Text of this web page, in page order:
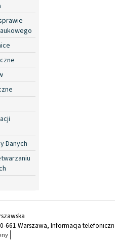
Danych
661 Warszawa, Informacja